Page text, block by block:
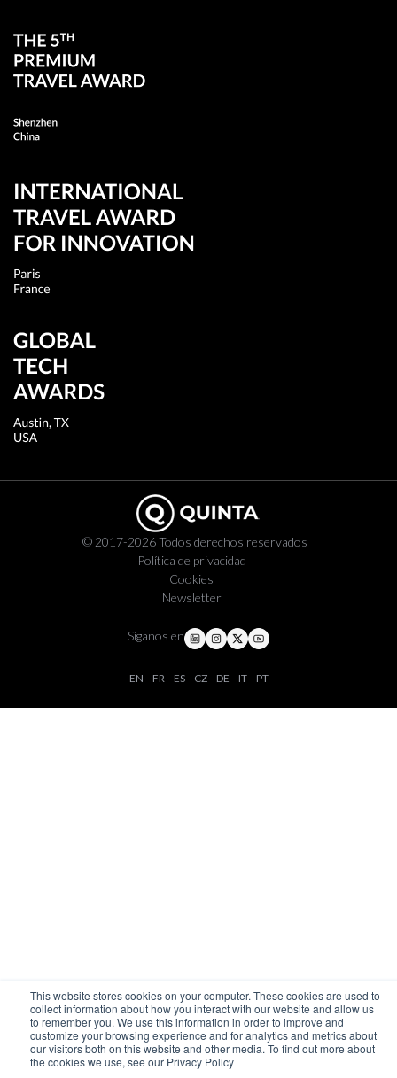
This website stores cookies on your computer. These cookies are used to
collect information about how you interact with our website and allow us
to remember you. We use this information in order to improve and
customize your browsing experience and for analytics and metrics about
our visitors both on this website and other media. To find out more about
the cookies we use, see our Privacy Policy
© 2017-2026 Todos derechos reservados
Política de privacidad
Cookies
Newsletter
Síganos en
EN FR ES CZ DE IT PT